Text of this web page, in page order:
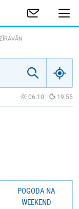
06:10 19:55
POGODA NA
WEEKEND